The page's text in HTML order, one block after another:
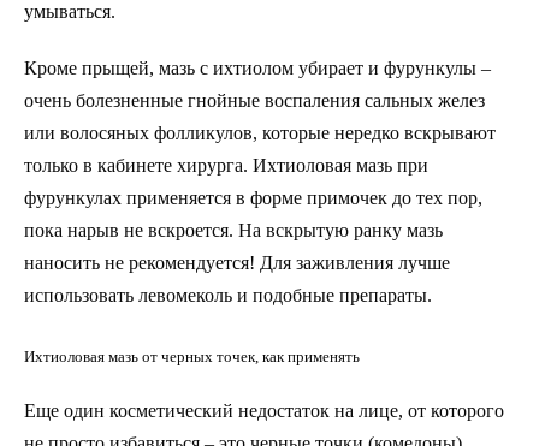
умываться.
Кроме прыщей, мазь с ихтиолом убирает и фурункулы –
очень болезненные гнойные воспаления сальных желез
или волосяных фолликулов, которые нередко вскрывают
только в кабинете хирурга. Ихтиоловая мазь при
фурункулах применяется в форме примочек до тех пор,
пока нарыв не вскроется. На вскрытую ранку мазь
наносить не рекомендуется! Для заживления лучше
использовать левомеколь и подобные препараты.
Ихтиоловая мазь от черных точек, как применять
Еще один косметический недостаток на лице, от которого